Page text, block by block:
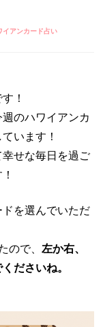
イアンカード占い
！
のハワイアンカ
います！
せな毎日を過ご
を選んでいただ
ので、左か右、
ださいね。